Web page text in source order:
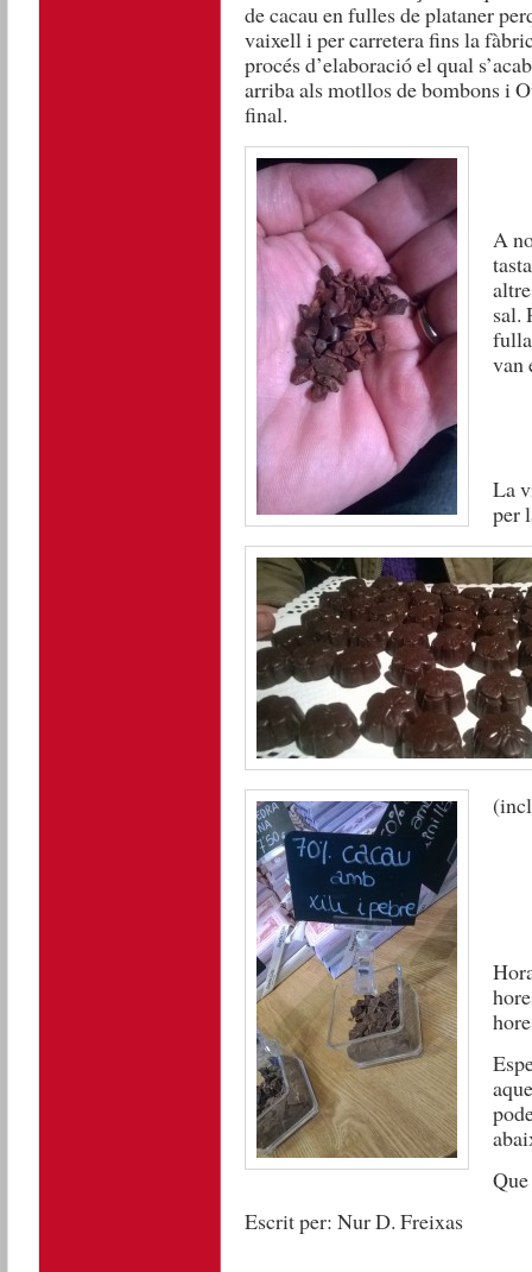
de cacau en fulles de plataner
vaixell i per carretera fins la
procés d’elaboració el qual
arriba als motllos de bombons i
final.
A
sal.
van
La
per
Escrit per: Nur D. Freixas